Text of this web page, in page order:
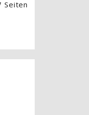
Seiten